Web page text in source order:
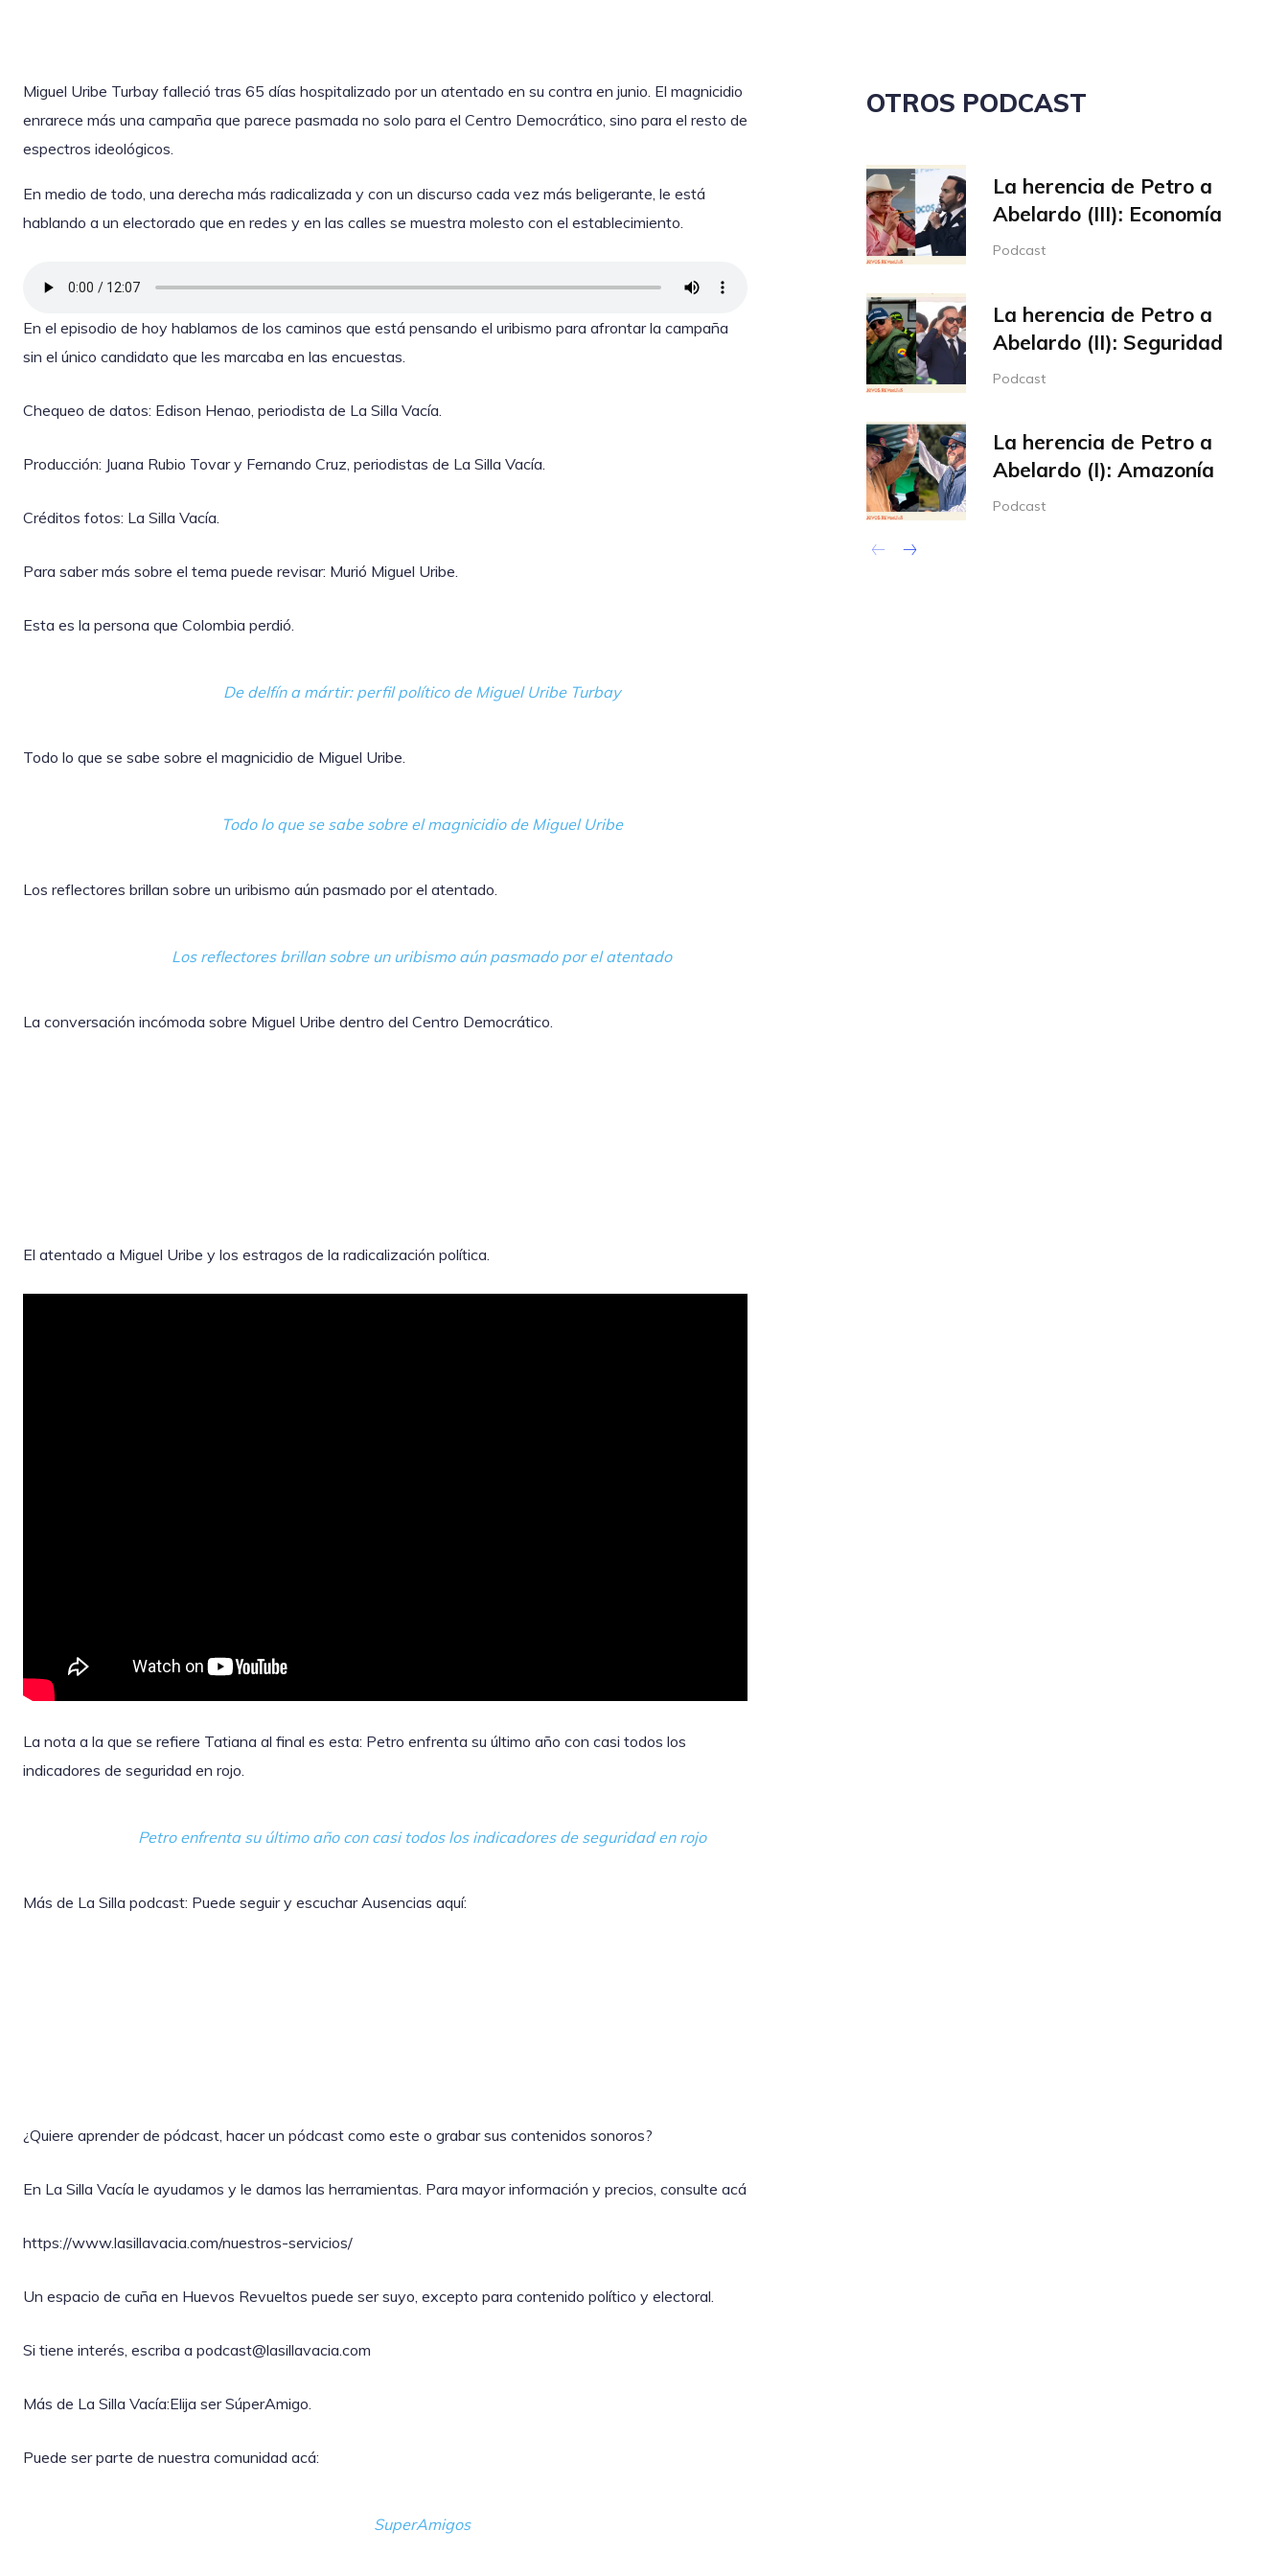
Miguel Uribe Turbay falleció tras 65 días hospitalizado por un atentado en su contra en junio. El magnicidio
enrarece más una campaña que parece pasmada no solo para el Centro Democrático, sino para el resto de
espectros ideológicos.
En medio de todo, una derecha más radicalizada y con un discurso cada vez más beligerante, le está
hablando a un electorado que en redes y en las calles se muestra molesto con el establecimiento.
En el episodio de hoy hablamos de los caminos que está pensando el uribismo para afrontar la campaña
sin el único candidato que les marcaba en las encuestas.
Chequeo de datos: Edison Henao, periodista de La Silla Vacía.
Producción: Juana Rubio Tovar y Fernando Cruz, periodistas de La Silla Vacía.
Créditos fotos: La Silla Vacía.
Para saber más sobre el tema puede revisar: Murió Miguel Uribe.
Esta es la persona que Colombia perdió.
De delfín a mártir: perfil político de Miguel Uribe Turbay
Todo lo que se sabe sobre el magnicidio de Miguel Uribe.
Todo lo que se sabe sobre el magnicidio de Miguel Uribe
Los reflectores brillan sobre un uribismo aún pasmado por el atentado.
Los reflectores brillan sobre un uribismo aún pasmado por el atentado
La conversación incómoda sobre Miguel Uribe dentro del Centro Democrático.
El atentado a Miguel Uribe y los estragos de la radicalización política.
La nota a la que se refiere Tatiana al final es esta: Petro enfrenta su último año con casi todos los
indicadores de seguridad en rojo.
Petro enfrenta su último año con casi todos los indicadores de seguridad en rojo
Más de La Silla podcast: Puede seguir y escuchar Ausencias aquí:
¿Quiere aprender de pódcast, hacer un pódcast como este o grabar sus contenidos sonoros?
En La Silla Vacía le ayudamos y le damos las herramientas. Para mayor información y precios, consulte acá
https://www.lasillavacia.com/nuestros-servicios/
Un espacio de cuña en Huevos Revueltos puede ser suyo, excepto para contenido político y electoral.
Si tiene interés, escriba a podcast@lasillavacia.com
Más de La Silla Vacía:Elija ser SúperAmigo.
Puede ser parte de nuestra comunidad acá:
SuperAmigos
OTROS PODCAST
La herencia de Petro a
Abelardo (III): Economía
Podcast
La herencia de Petro a
Abelardo (II): Seguridad
Podcast
La herencia de Petro a
Abelardo (I): Amazonía
Podcast